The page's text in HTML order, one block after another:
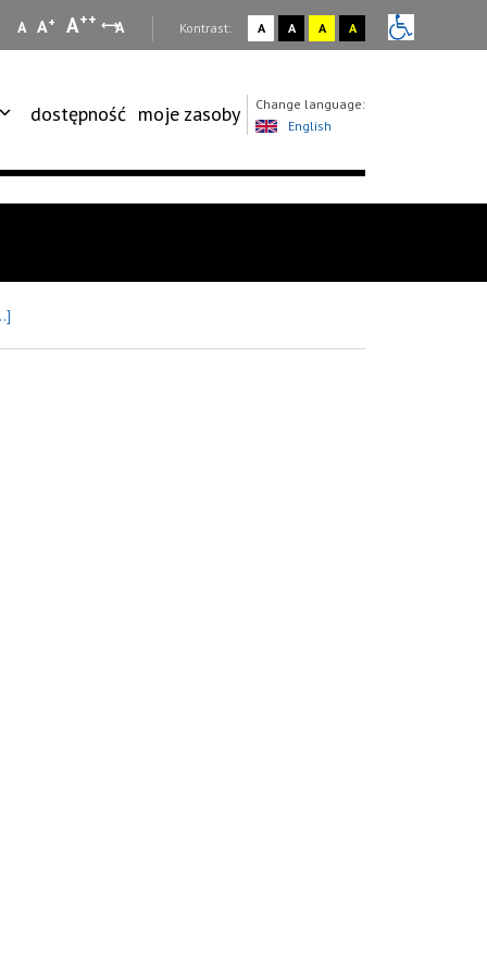
A A+ A++ A Kontrast: A A A A
dostępność moje zasoby
Change language:
English